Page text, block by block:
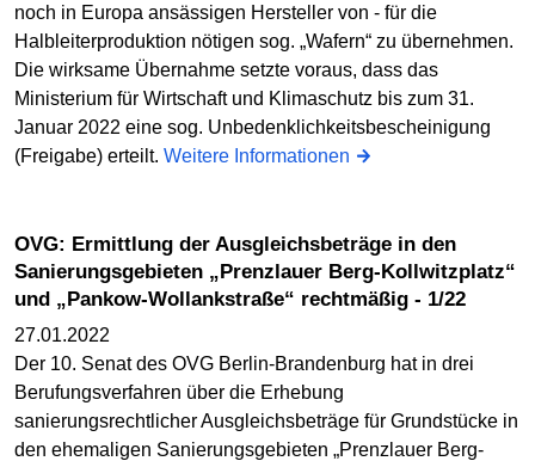
noch in Europa ansässigen Hersteller von - für die
Halbleiterproduktion nötigen sog. „Wafern“ zu übernehmen.
Die wirksame Übernahme setzte voraus, dass das
Ministerium für Wirtschaft und Klimaschutz bis zum 31.
Januar 2022 eine sog. Unbedenklichkeitsbescheinigung
(Freigabe) erteilt. Weitere Informationen
OVG: Ermittlung der Ausgleichsbeträge in den
Sanierungsgebieten „Prenzlauer Berg-Kollwitzplatz“
und „Pankow-Wollankstraße“ rechtmäßig - 1/22
27.01.2022
Der 10. Senat des OVG Berlin-Brandenburg hat in drei
Berufungsverfahren über die Erhebung
sanierungsrechtlicher Ausgleichsbeträge für Grundstücke in
den ehemaligen Sanierungsgebieten „Prenzlauer Berg-